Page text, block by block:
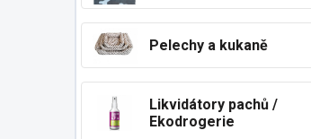
Pelechy a kukaně
Likvidátory pachů /
Ekodrogerie